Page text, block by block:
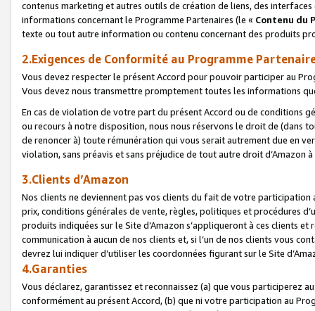
contenus marketing et autres outils de création de liens, des
informations concernant le Programme Partenaires (le « Contenu du
texte ou tout autre information ou contenu concernant des produits
2.Exigences de Conformité au Programme
Vous devez respecter le présent Accord pour pouvoir participer au
Vous devez nous transmettre promptement toutes les informations
En cas de violation de votre part du présent Accord ou de conditions
ou recours à notre disposition, nous nous réservons le droit de (dans
de renoncer à) toute rémunération qui vous serait autrement due en
violation, sans préavis et sans préjudice de tout autre droit
3.Clients d’Amazon
Nos clients ne deviennent pas vos clients du fait de votre
prix, conditions générales de vente, règles, politiques et procédures
produits indiquées sur le Site d’Amazon s’appliqueront à ces clients
communication à aucun de nos clients et, si l’un de nos clients vous
devrez lui indiquer d’utiliser les coordonnées figurant sur le Site
4.Garanties
Vous déclarez, garantissez et reconnaissez (a) que vous participerez
conformément au présent Accord, (b) que ni votre participation au